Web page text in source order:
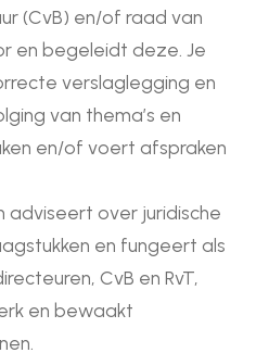
(CvB) en/of raad van
en begeleidt deze. Je
verslaglegging en
van thema’s en
en/of voert afspraken
adviseert over juridische
en fungeert als
CvB en RvT,
en bewaakt